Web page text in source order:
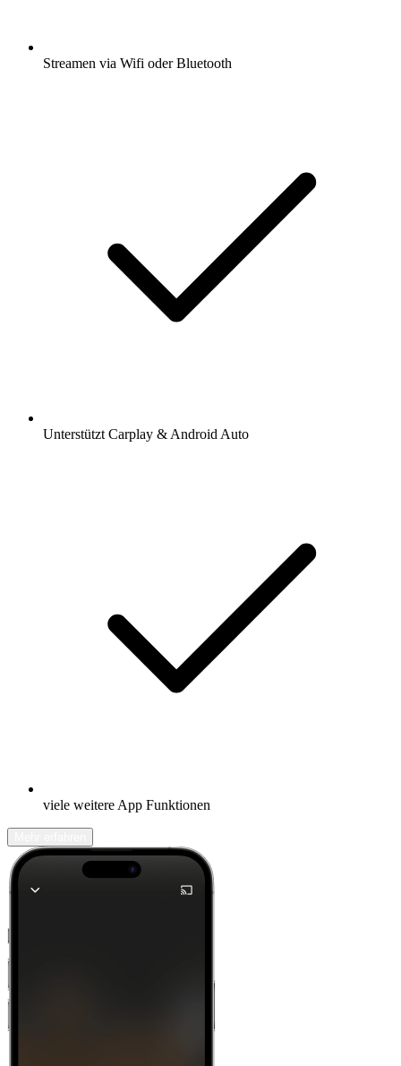
Streamen via Wifi oder Bluetooth
Unterstützt Carplay & Android Auto
viele weitere App Funktionen